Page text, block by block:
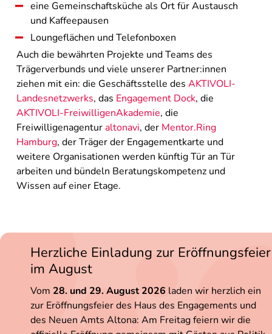
eine Gemeinschaftsküche als Ort für Austausch
und Kaffeepausen
Loungeflächen und Telefonboxen
Auch die bewährten Projekte und Teams des
Trägerverbunds und viele unserer Partner:innen
ziehen mit ein: die Geschäftsstelle desAKTIVOLI-
Landesnetzwerks, das Engagement Dock, die
AKTIVOLI-FreiwilligenAkademie, die
Freiwilligenagenturaltonavi, der Mentor.Ring
Hamburg, der Träger der Engagementkarte und
weitere Organisationen werden künftig Tür an Tür
arbeiten und bündeln Beratungskompetenz und
Wissen auf einer Etage.
Herzliche Einladung zur Eröffnungsfeier
im August
Vom 28. und 29. August 2026 laden wir herzlich ein
zur Eröffnungsfeier des Haus des Engagements und
des Neuen Amts Altona: Am Freitag feiern wir die